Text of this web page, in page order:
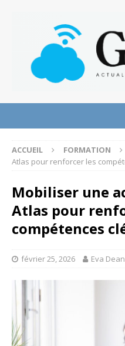
ACCUEIL FORMATION
Atlas pour renforcer les
Mobiliser une
Atlas pour
compétences
février 25, 2026 Eva Dean